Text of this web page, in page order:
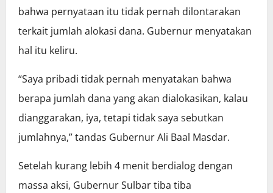
bahwa pernyataan itu tidak pernah dilontarakan
terkait jumlah alokasi dana. Gubernur menyatakan
hal itu keliru.
“Saya pribadi tidak pernah menyatakan bahwa
berapa jumlah dana yang akan dialokasikan, kalau
dianggarakan, iya, tetapi tidak saya sebutkan
jumlahnya,” tandas Gubernur Ali Baal Masdar.
Setelah kurang lebih 4 menit berdialog dengan
massa aksi, Gubernur Sulbar tiba tiba